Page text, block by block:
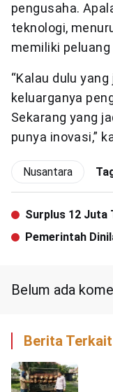
pengusaha.
teknologi,
memiliki
“Kalau dulu
keluarganya
Sekarang yang
punya inovasi,”
Nusantara
Surplus 12 Juta
Pemerintah
Belum ada
Berita Terkait